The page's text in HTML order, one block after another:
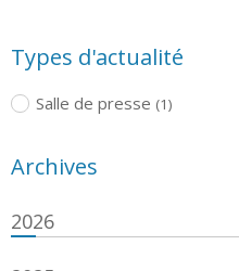
Types d'actualité
Salle de presse (1)
Archives
2026